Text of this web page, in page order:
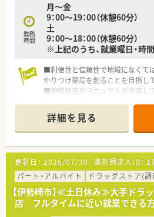
勤務
時間
月～金
9：00～19：00（休憩60分）
土
9：00～18：00（休憩60分）
※上記のうち、就業曜日・時
■利便性と信頼性で地域になくて
かりつけ薬局を創ることを目指し
■研修制度やマニュアルが充実し
■病院門前の様に処方箋枚数が多
じっくりとれるので、患者様にし
も魅力の一つです。
詳細を見る
更新日： 2026/07/30 薬剤師求人ID：
パート・アルバイト
ドラッグストア(
【伊勢崎市】≪土日休み≫大手ドラ
店 フルタイムに近い就業できる